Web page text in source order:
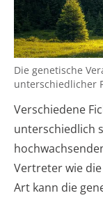
Die genetische
unterschiedlicher
Verschiedene
unterschiedlich
Vertreter wie
Art kann die